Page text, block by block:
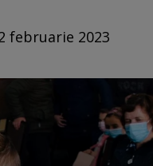
februarie 2023